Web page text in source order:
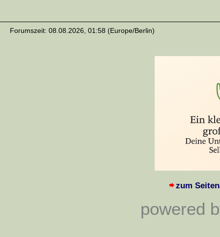
Forumszeit: 08.08.2026, 01:58 (Europe/Berlin)
zum
powered